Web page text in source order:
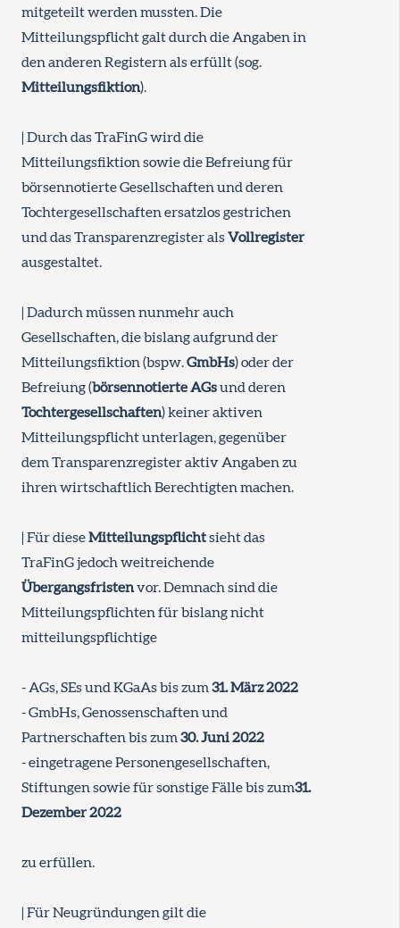
mitgeteilt werden mussten. Die
Mitteilungspflicht galt durch die Angaben in
den anderen Registern als erfüllt (sog.
Mitteilungsfiktion).
| Durch das TraFinG wird die
Mitteilungsfiktion sowie die Befreiung für
börsennotierte Gesellschaften und deren
Tochtergesellschaften ersatzlos gestrichen
und das Transparenzregister alsVollregister
ausgestaltet.
| Dadurch müssen nunmehr auch
Gesellschaften, die bislang aufgrund der
Mitteilungsfiktion (bspw.GmbHs) oder der
Befreiung (börsennotierte AGsund deren
Tochtergesellschaften) keiner aktiven
Mitteilungspflicht unterlagen, gegenüber
dem Transparenzregister aktiv Angaben zu
ihren wirtschaftlich Berechtigten machen.
| Für dieseMitteilungspflichtsieht das
TraFinG jedoch weitreichende
Übergangsfristenvor. Demnach sind die
Mitteilungspflichten für bislang nicht
mitteilungspflichtige
- AGs, SEs und KGaAs bis zum 31. März 2022
- GmbHs, Genossenschaften und
Partnerschaften bis zum 30. Juni 2022
- eingetragene Personengesellschaften,
Stiftungen sowie für sonstige Fälle bis zum31.
Dezember 2022
zu erfüllen.
| Für Neugründungen gilt die